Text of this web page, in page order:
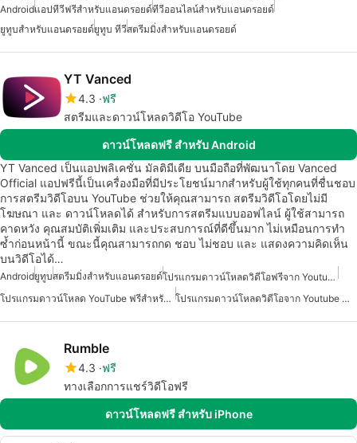
Androidแอปทีวีฟรีสำหรับแอนดรอยด์ทีวีออนไลน์สำหรับแอนดรอยด์
ยูทูบสำหรับแอนดรอยด์ยูทูบ ทีวีสตรีมมิ่งสำหรับแอนดรอยด์
YT Vanced
4.3 ฟรี
สตรีมและดาวน์โหลดวิดีโอ YouTube
ดาวน์โหลดฟรี สำหรับ Android
YT Vanced เป็นแอปพลิเคชั่น มัลติมีเดีย บนมือถือที่พัฒนาโดย Vanced
Official แอปฟรีนี้เป็นเครื่องมือที่มีประโยชน์มากสำหรับผู้ใช้ทุกคนที่ชื่นชอบ
การสตรีมวิดีโอบน YouTube ช่วยให้คุณสามารถ สตรีมวิดีโอโดยไม่มี
โฆษณา และ ดาวน์โหลดได้ สำหรับการสตรีมแบบออฟไลน์ ผู้ใช้สามารถ
คาดหวัง คุณสมบัติเพิ่มเติม และประสบการณ์ที่ดีขึ้นมาก ไม่เหมือนการทำ
ซ้ำก่อนหน้านี้ ขณะนี้คุณสามารถกด ชอบ ไม่ชอบ และ แสดงความคิดเห็น
บนวิดีโอได้…
Androidยูทูบสตรีมมิ่งสำหรับแอนดรอยด์
โปรแกรมดาวน์โหลดวิดีโอฟรีจาก Youtube สำหรับแอนดรอยด์
โปรแกรมดาวน์โหลด YouTube ฟรีสำหรับ Android
โปรแกรมดาวน์โหลดวิดีโอจาก Youtube สำหรับแอนดรอยด์
Rumble
4.3 ฟรี
ทางเลือกการแชร์วิดีโอฟรี
ดาวน์โหลดฟรี สำหรับ iPhone